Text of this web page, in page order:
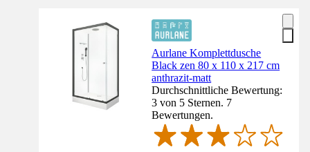
Aurlane Komplettdusche
Black zen 80 x 110 x 217 cm
anthrazit-matt
Durchschnittliche Bewertung:
3 von 5 Sternen. 7
Bewertungen.